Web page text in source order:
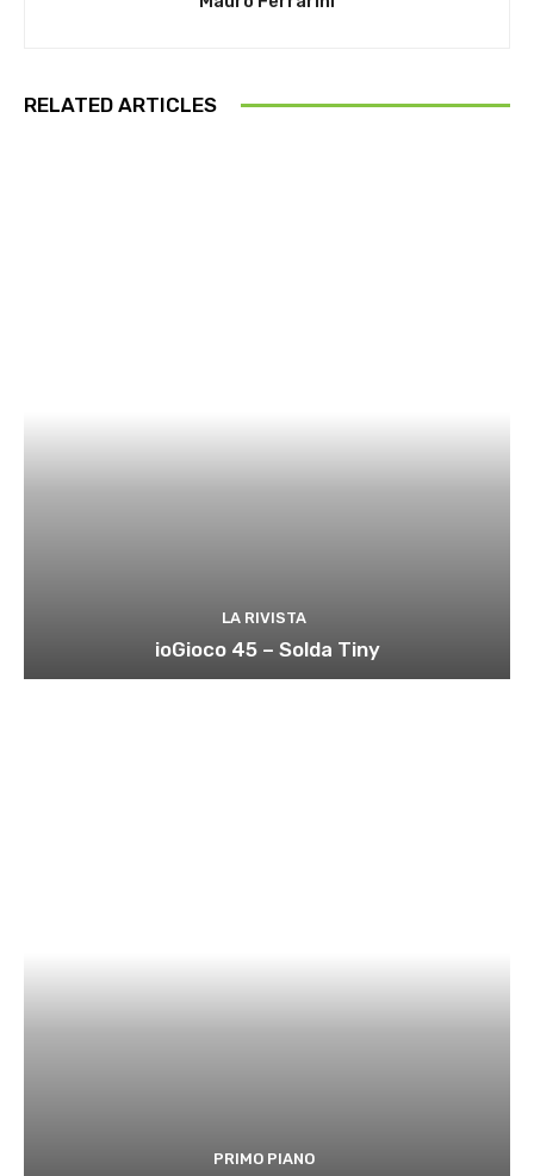
RELATED ARTICLES
LA RIVISTA
ioGioco 45 – Solda Tiny
PRIMO PIANO